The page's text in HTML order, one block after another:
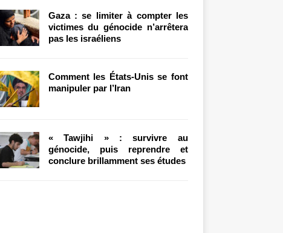
Gaza : se limiter à compter les
victimes du génocide n’arrêtera
pas les israéliens
Comment les États-Unis se font
manipuler par l’Iran
« Tawjihi » : survivre au
génocide, puis reprendre et
conclure brillamment ses études